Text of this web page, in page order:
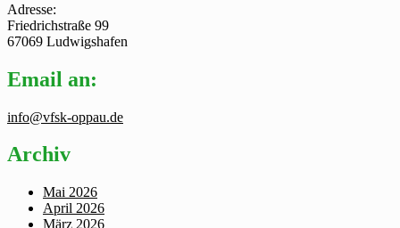
Adresse:
Friedrichstraße 99
67069 Ludwigshafen
Email an:
info@vfsk-oppau.de
Archiv
Mai 2026
April 2026
März 2026